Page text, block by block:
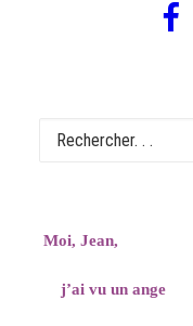
7, 2-4.9-14)
Moi, Jean,
j’ai vu un ange